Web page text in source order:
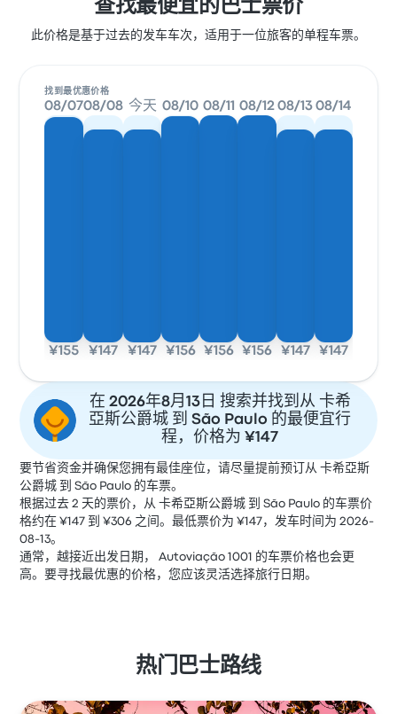
查找最便宜的巴士票价
此价格是基于过去的发车车次，适用于一位旅客的单程车票。
找到最优惠价格
08/07
¥155
08/08
¥147
今天
¥147
08/10
¥156
08/11
¥156
08/12
¥156
08/13
¥147
08/14
¥147
在 2026年8月13日 搜索并找到从 卡希
亞斯公爵城 到 São Paulo 的最便宜行
程，价格为 ¥147
要节省资金并确保您拥有最佳座位，请尽量提前预订从 卡希亞斯
公爵城 到 São Paulo 的车票。
根据过去 2 天的票价，从 卡希亞斯公爵城 到 São Paulo 的车票价
格约在 ¥147 到 ¥306 之间。最低票价为 ¥147，发车时间为 2026-
08-13。
通常，越接近出发日期， Autoviação 1001 的车票价格也会更
高。要寻找最优惠的价格，您应该灵活选择旅行日期。
热门巴士路线